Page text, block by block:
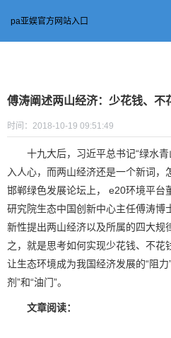
pa亚娱官方网站入口
傅涛阐述两山经济：少花钱、不
时间：2018-10-19 09:51:49
十九大后，习近平总书记“绿水
入人心，而两山经济还是一个新词
邯郸绿色发展论坛上， e20环境平台
研究院生态中国创新中心主任傅涛博
新性提出两山经济以及所属的四大规
之，就是思考如何实现少花钱、不花
让生态环境成为我国经济发展的“阻
剂”和“油门”。
文章阅读：